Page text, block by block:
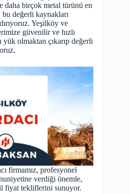
daha birçok metal türünü en
değerli kaynakları
Yeşilköy ve
güvenilir ve hızlı
yük olmaktan çıkarıp değerli
firmamız, profesyonel
verdiği önemle,
fiyat tekliflerini sunuyor.